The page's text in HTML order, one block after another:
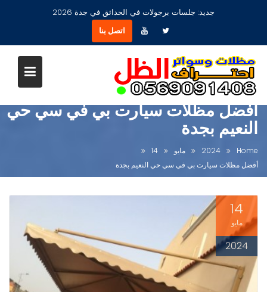
مظلات جلسات حدائق أشكال مودرن عصرية جديدة بجدة
اتصل بنا
أفضل مظلات سيارت بي في سي حي
النعيم بجدة
Home
2024 مايو
14
أفضل مظلات سيارت بي في سي حي النعيم بجدة
14
مايو
2024